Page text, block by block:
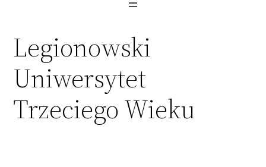
Legionowski
Uniwersytet
Trzeciego Wieku